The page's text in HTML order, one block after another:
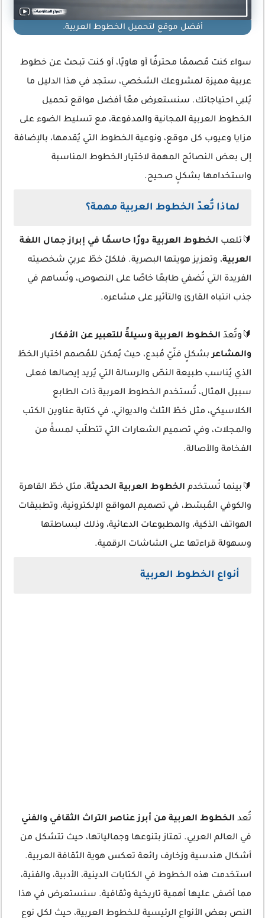
أفضل موقع لتحميل الخطوط العربية.
سواء كنت مُصممًا محترفًا أو هاويًا، أو كنت تبحث عن خطوط
عربية مميزة لمشروعك الشخصي، ستجد في هذا الدليل ما
يُلبي احتياجاتك. سنستعرض معًا أفضل مواقع تحميل
الخطوط العربية المجانية والمدفوعة، مع تسليط الضوء على
مزايا وعيوب كل موقع، ونوعية الخطوط التي يُقدمها، بالإضافة
إلى بعض النصائح المهمة لاختيار الخطوط المناسبة
واستخدامها بشكلٍ صحيح.
لماذا تُعدّ الخطوط العربية مهمة؟
🔰تلعب الخطوط العربية دورًا حاسمًا في إبراز جمال اللغة
العربية، وتعزيز هويتها البصرية. فلكلّ خطّ عربيّ شخصيته
الفريدة التي تُضفي طابعًا خاصًا على النصوص، وتُساهم في
جذب انتباه القارئ والتأثير على مشاعره.
🔰وتُعدّ الخطوط العربية وسيلةً للتعبير عن الأفكار
والمشاعربشكلٍ فنّيّ مُبدع، حيث يُمكن للمُصمم اختيار الخطّ
الذي يُناسب طبيعة النصّ والرسالة التي يُريد إيصالها فعلى
سبيل المثال، تُستخدم الخطوط العربية ذات الطابع
الكلاسيكي، مثل خطّ الثلث والديواني، في كتابة عناوين الكتب
والمجلات، وفي تصميم الشعارات التي تتطلّب لمسةً من
الفخامة والأصالة.
🔰بينما تُستخدم الخطوط العربية الحديثة، مثل خطّ القاهرة
والكوفي المُبسّط، في تصميم المواقع الإلكترونية، وتطبيقات
الهواتف الذكية، والمطبوعات الدعائية، وذلك لبساطتها
وسهولة قراءتها على الشاشات الرقمية.
أنواع الخطوط العربية
تُعد الخطوط العربية من أبرز عناصر التراث الثقافي والفني
في العالم العربي. تمتاز بتنوعها وجمالياتها، حيث تتشكل من
أشكال هندسية وزخارف رائعة تعكس هوية الثقافة العربية.
استخدمت هذه الخطوط في الكتابات الدينية، الأدبية، والفنية،
مما أضفى عليها أهمية تاريخية وثقافية. سنستعرض في هذا
النص بعض الأنواع الرئيسية للخطوط العربية، حيث لكل نوع